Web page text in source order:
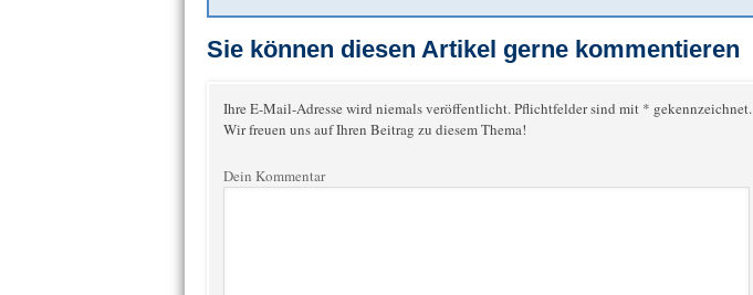
Sie können diesen Artikel gerne kommentieren
Ihre E-Mail-Adresse wird niemals veröffentlicht. Pflichtfelder sind mit * gekennzeichnet.
Wir freuen uns auf Ihren Beitrag zu diesem Thema!
Dein Kommentar